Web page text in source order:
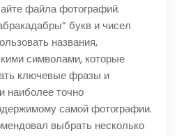
файла фотографий.
букв и чисел
названия,
символами, которые
ключевые фразы и
наиболее точно
самой фотографии.
выбрать несколько